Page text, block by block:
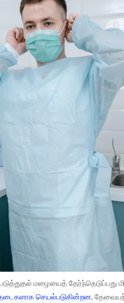
மழையைத் தேர்ந்தெடுப்பது
செயல்படுகின்றன,